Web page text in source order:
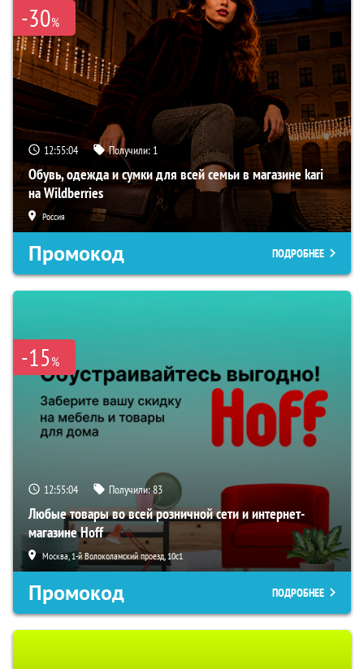
-30%
12:55:03 Получили: 1
Обувь, одежда и сумки для всей семьи в магазине kari
на Wildberries
Россия
Промокод ПОДРОБНЕЕ
-15%
12:55:03 Получили:83
Любые товары во всей розничной сети и интернет-
магазине Hoff
Москва, 1-й Волоколамский проезд, 10с1
Промокод ПОДРОБНЕЕ